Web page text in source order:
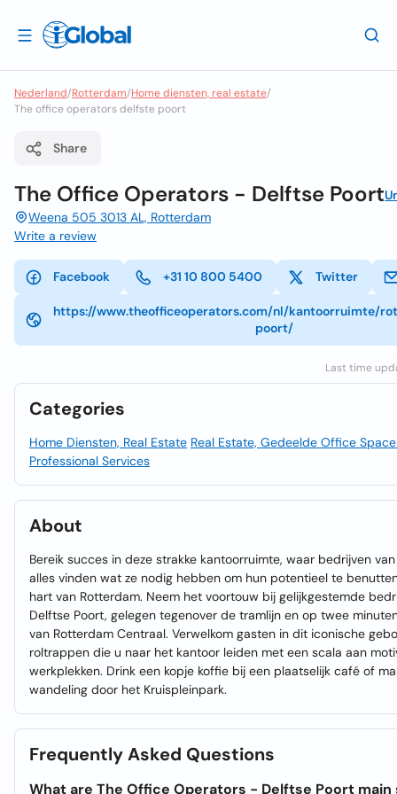
Nederland/Rotterdam/Home diensten, real estate/
The office operators delfste poort
Share
The Office Operators - Delftse Poort
Weena 505 3013 AL, Rotterdam
Write a review
Facebook +31 10 800 5400 Twitter
https://www.theofficeoperators.com/nl/kantoorruimte/
poort/
Last time
Categories
Home Diensten, Real Estate Real Estate, Gedeelde Office
Professional Services
About
Bereik succes in deze strakke kantoorruimte, waar bedrijven
alles vinden wat ze nodig hebben om hun potentieel te
hart van Rotterdam. Neem het voortouw bij gelijkgestemde
Delftse Poort, gelegen tegenover de tramlijn en op twee
van Rotterdam Centraal. Verwelkom gasten in dit iconische
roltrappen die u naar het kantoor leiden met een scala aan
werkplekken. Drink een kopje koffie bij een plaatselijk café of
wandeling door het Kruispleinpark.
Frequently Asked Questions
What are The Office Operators - Delftse Poort main